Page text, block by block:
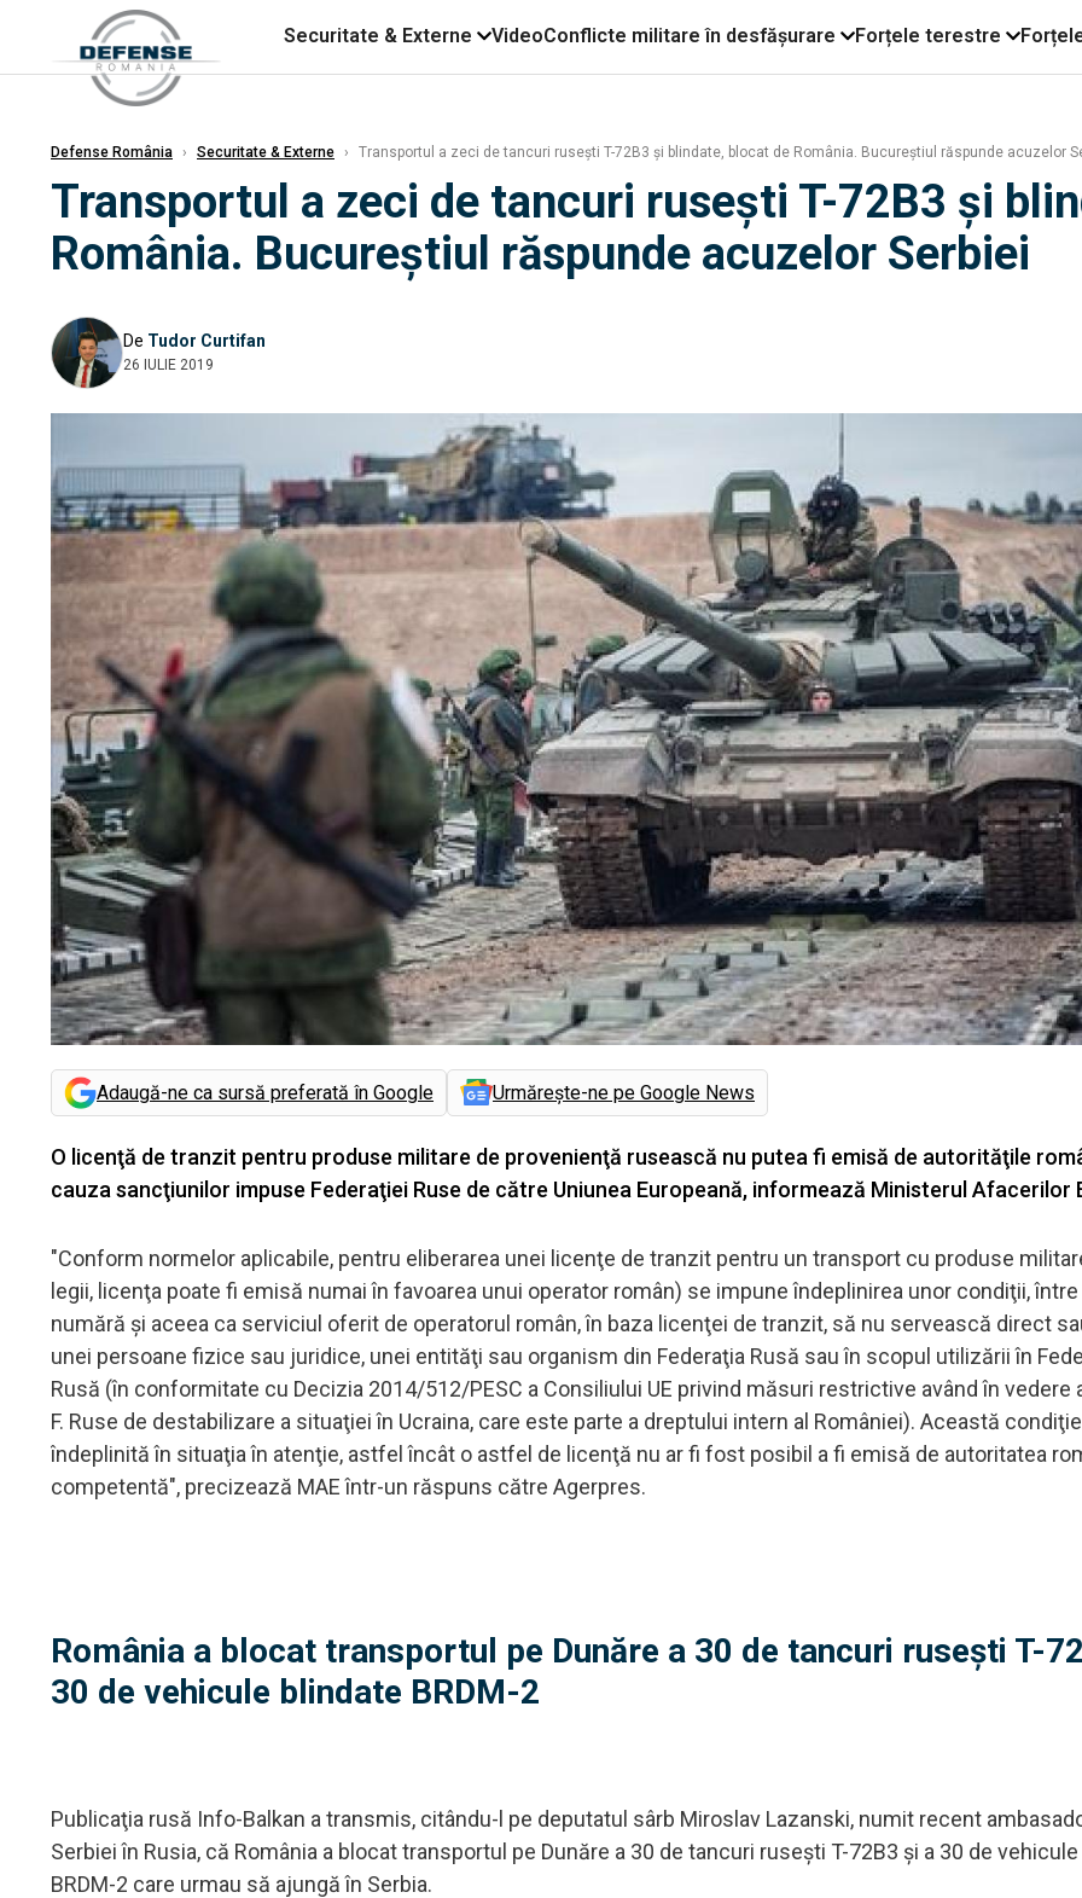
Securitate & Externe VideoConflicte militare în desfășurare Forțele terestre
Defense România › Securitate & Externe › Transportul a zeci de tancuri rusești T-72B3 și blindate, blocat de România. Bucureștiul răspunde acuzelor
Transportul a zeci de tancuri rusești T-72B3 și
România. Bucureștiul răspunde acuzelor Serbiei
De Tudor Curtifan
26 IULIE 2019
Adaugă-ne ca sursă preferată în Google Urmărește-ne pe Google News
O licenţă de tranzit pentru produse militare de provenienţă rusească nu putea fi emisă de autorităţile
cauza sancţiunilor impuse Federaţiei Ruse de către Uniunea Europeană, informează Ministerul Afacerilor
"Conform normelor aplicabile, pentru eliberarea unei licenţe de tranzit pentru un transport cu produse
legii, licenţa poate fi emisă numai în favoarea unui operator român) se impune îndeplinirea unor condiţii,
numără şi aceea ca serviciul oferit de operatorul român, în baza licenţei de tranzit, să nu servească direct
unei persoane fizice sau juridice, unei entităţi sau organism din Federaţia Rusă sau în scopul utilizării în
Rusă (în conformitate cu Decizia 2014/512/PESC a Consiliului UE privind măsuri restrictive având în vedere
F. Ruse de destabilizare a situaţiei în Ucraina, care este parte a dreptului intern al României). Această
îndeplinită în situaţia în atenţie, astfel încât o astfel de licenţă nu ar fi fost posibil a fi emisă de autoritatea
competentă", precizează MAE într-un răspuns către Agerpres.
România a blocat transportul pe Dunăre a 30 de tancuri rusești T-
30 de vehicule blindate BRDM-2
Publicaţia rusă Info-Balkan a transmis, citându-l pe deputatul sârb Miroslav Lazanski, numit recent
Serbiei în Rusia, că România a blocat transportul pe Dunăre a 30 de tancuri ruseşti T-72B3 şi a 30 de
BRDM-2 care urmau să ajungă în Serbia.